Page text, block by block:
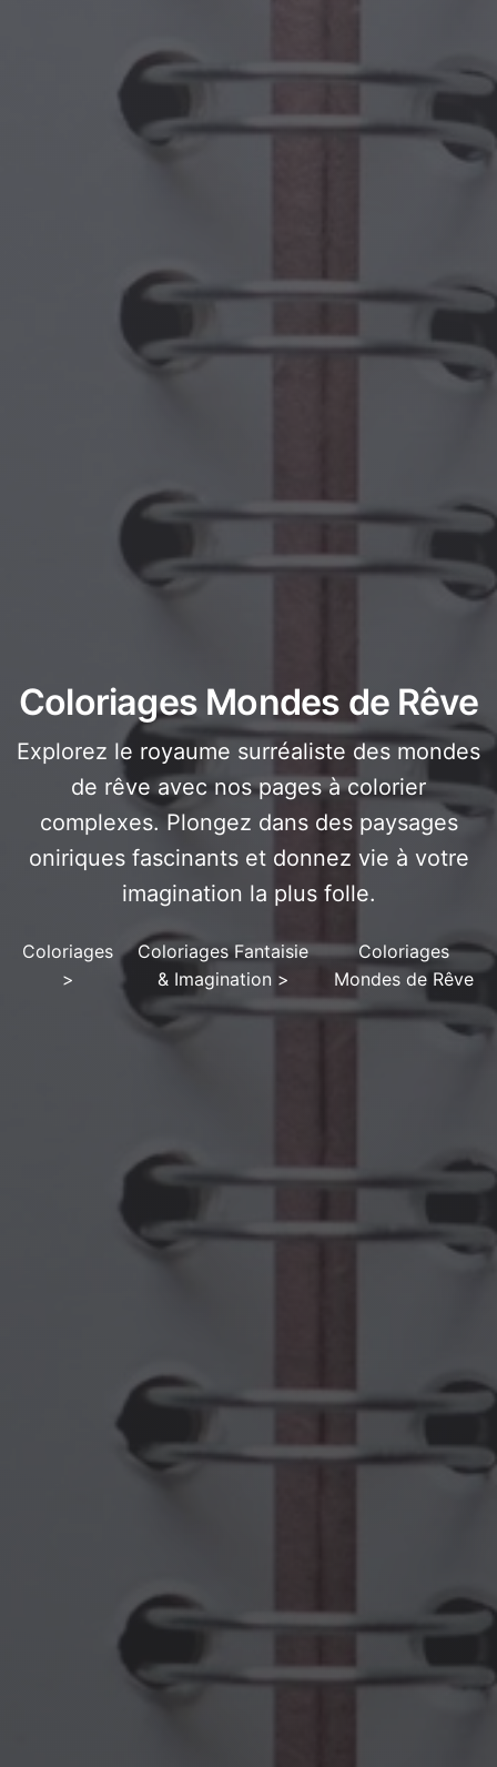
Coloriages Mondes de Rêve
Explorez le royaume surréaliste des mondes
de rêve avec nos pages à colorier
complexes. Plongez dans des paysages
oniriques fascinants et donnez vie à votre
imagination la plus folle.
Coloriages
>
Coloriages Fantaisie
& Imagination >
Coloriages
Mondes de Rêve